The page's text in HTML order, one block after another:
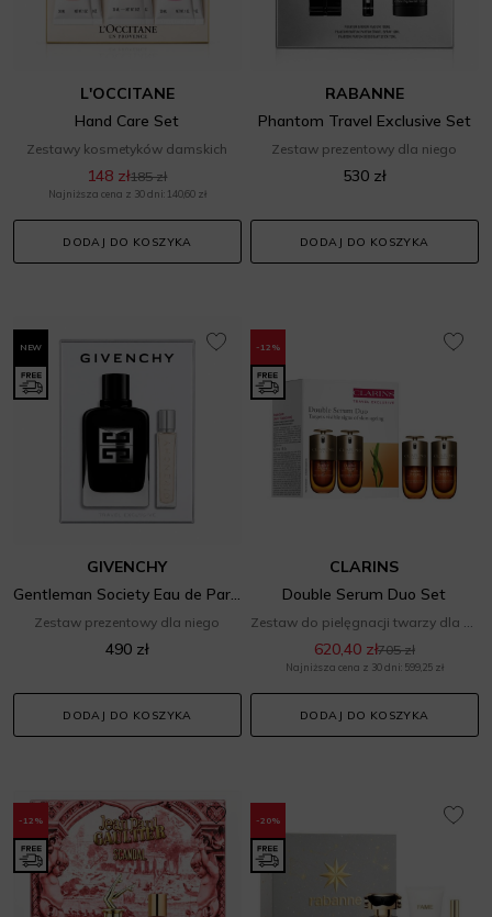
L'OCCITANE
Hand Care Set
Zestawy kosmetyków damskich
148 zł185 zł
Najniższa cena z 30 dni: 140,60 zł
DODAJ DO KOSZYKA
RABANNE
Phantom Travel Exclusive Set
Zestaw prezentowy dla niego
530 zł
DODAJ DO KOSZYKA
NEW
GIVENCHY
Gentleman Society Eau de Parfum Set
Zestaw prezentowy dla niego
490 zł
DODAJ DO KOSZYKA
-12%
CLARINS
Double Serum Duo Set
Zestaw do pielęgnacji twarzy dla niej
620,40 zł705 zł
Najniższa cena z 30 dni: 599,25 zł
DODAJ DO KOSZYKA
-12% -20%